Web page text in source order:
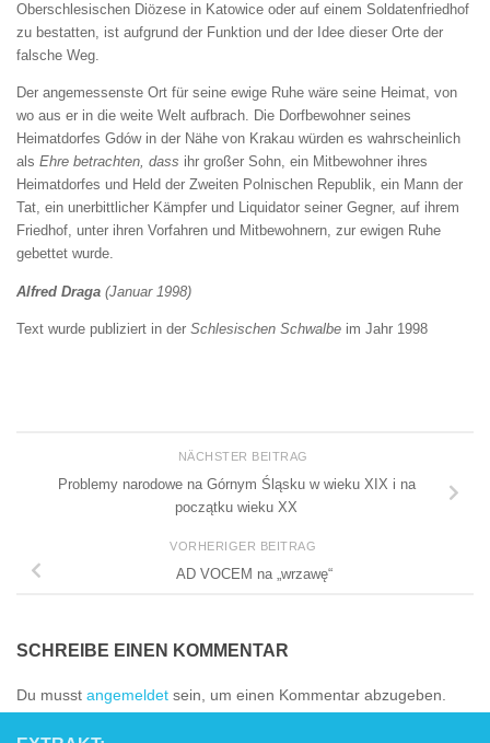
Oberschlesischen Diözese in Katowice oder auf einem Soldatenfriedhof
zu bestatten, ist aufgrund der Funktion und der Idee dieser Orte der
falsche Weg.
Der angemessenste Ort für seine ewige Ruhe wäre seine Heimat, von
wo aus er in die weite Welt aufbrach. Die Dorfbewohner seines
Heimatdorfes Gdów in der Nähe von Krakau würden es wahrscheinlich
als Ehre betrachten, dass ihr großer Sohn, ein Mitbewohner ihres
Heimatdorfes und Held der Zweiten Polnischen Republik, ein Mann der
Tat, ein unerbittlicher Kämpfer und Liquidator seiner Gegner, auf ihrem
Friedhof, unter ihren Vorfahren und Mitbewohnern, zur ewigen Ruhe
gebettet wurde.
Alfred Draga (Januar 1998)
Text wurde publiziert in der Schlesischen Schwalbe im Jahr 1998
NÄCHSTER BEITRAG
Problemy narodowe na Górnym Śląsku w wieku XIX i na
początku wieku XX
VORHERIGER BEITRAG
AD VOCEM na „wrzawę“
SCHREIBE EINEN KOMMENTAR
Du musst angemeldet sein, um einen Kommentar abzugeben.